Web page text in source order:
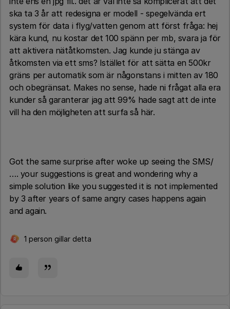
ska ta 3 år att redesigna er modell - spegelvända ert
system för data i flyg/vatten genom att först fråga: hej
kära kund, nu kostar det 100 spänn per mb, svara ja för
att aktivera nätåtkomsten. Jag kunde ju stänga av
åtkomsten via ett sms? Istället för att sätta en 500kr
gräns per automatik som är någonstans i mitten av 180
och obegränsat. Makes no sense, hade ni frågat alla era
kunder så garanterar jag att 99% hade sagt att de inte
vill ha den möjligheten att surfa så här.
Got the same surprise after woke up seeing the SMS/
…. your suggestions is great and wondering why a
simple solution like you suggested it is not implemented
by 3 after years of same angry cases happens again
and again.
R 1 person gillar detta